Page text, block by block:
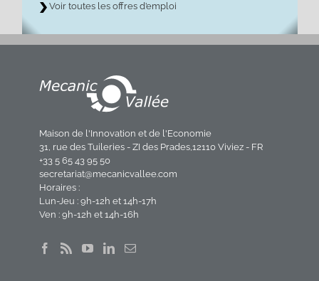
Voir toutes les offres d’emploi
Maison de l'Innovation et de l'Economie
31, rue des Tuileries - ZI des Prades,12110 Viviez - FR
+33 5 65 43 95 50
secretariat@mecanicvallee.com
Horaires :
Lun-Jeu : 9h-12h et 14h-17h
Ven : 9h-12h et 14h-16h